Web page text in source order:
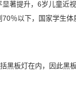
著提升，6岁儿童近
％以下，国家学生
黑板灯在内，因此黑